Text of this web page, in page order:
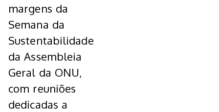
margens da
Semana da
Sustentabilidade
da Assembleia
Geral da ONU,
com reuniões
dedicadas a